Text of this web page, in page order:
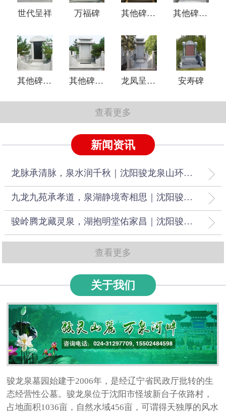
世代呈祥 万福碑 其他碑型4 其他碑型3
其他碑型2 其他碑型1 龙凤呈祥碑 安寿碑
查看更多
新闻资讯
龙脉承清脉，泉水润千秋｜沈阳骏龙泉山环水抱传世吉壤陵园
九龙九苑承孝道，泉湖静境寄相思｜沈阳骏龙泉墓园双城互通惠民型生态人文纪念陵园
骏岭腾龙藏灵泉，湖抱明堂佑家昌｜沈阳骏龙泉墓园正统龙脉风水安息福地
查看更多
关于我们
骏龙泉墓园始建于2006年，是经辽宁省民政厅批转的生
态经营性公墓。骏龙泉位于沈阳市怪坡新台子依路村，
占地面积1036亩，自然水域456亩，可谓得天独厚的风水